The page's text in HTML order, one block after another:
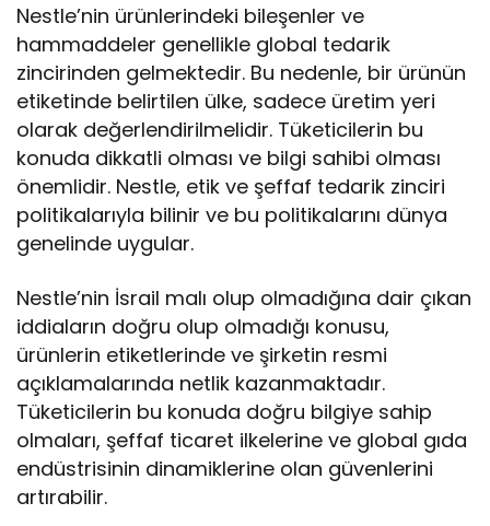
Nestle’nin ürünlerindeki bileşenler ve
hammaddeler genellikle global tedarik
zincirinden gelmektedir. Bu nedenle, bir ürünün
etiketinde belirtilen ülke, sadece üretim yeri
olarak değerlendirilmelidir. Tüketicilerin bu
konuda dikkatli olması ve bilgi sahibi olması
önemlidir. Nestle, etik ve şeffaf tedarik zinciri
politikalarıyla bilinir ve bu politikalarını dünya
genelinde uygular.
Nestle’nin İsrail malı olup olmadığına dair çıkan
iddiaların doğru olup olmadığı konusu,
ürünlerin etiketlerinde ve şirketin resmi
açıklamalarında netlik kazanmaktadır.
Tüketicilerin bu konuda doğru bilgiye sahip
olmaları, şeffaf ticaret ilkelerine ve global gıda
endüstrisinin dinamiklerine olan güvenlerini
artırabilir.